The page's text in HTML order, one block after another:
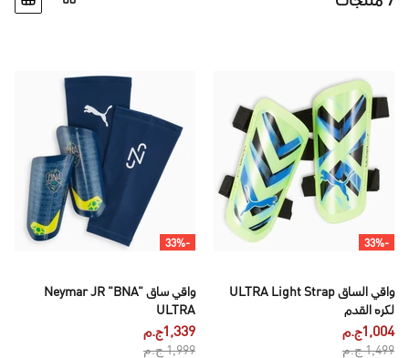
-33%
واقي الساق ULTRA Light Strap
لكره القدم
1,499 ج.م
1,004ج.م
-33%
واقي ساق Neymar JR "BNA"
ULTRA
1,999 ج.م
1,339ج.م